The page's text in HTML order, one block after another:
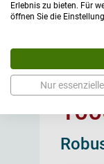
Erlebnis zu bieten. Für
öffnen Sie die
Nur